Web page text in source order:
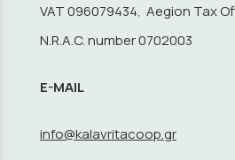
VAT 096079434, Aegion Tax
N.R.A.C. number 0702003
E-MAIL
info@kalavritacoop.gr